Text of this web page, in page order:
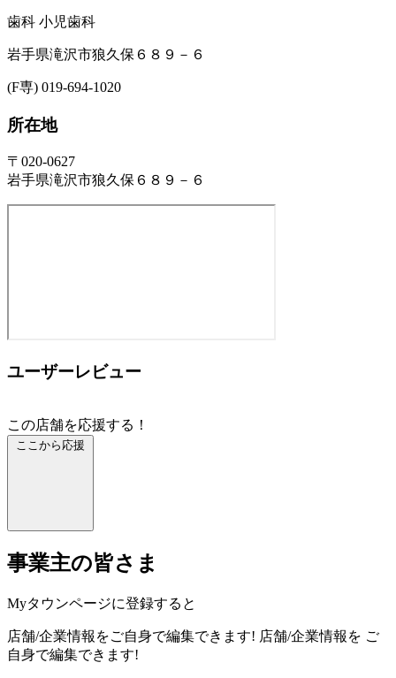
歯科 小児歯科
岩手県滝沢市狼久保６８９－６
(F専) 019-694-1020
所在地
〒020-0627
岩手県滝沢市狼久保６８９－６
ユーザーレビュー
この店舗を応援する！
ここから応援
事業主の皆さま
Myタウンページに登録すると
店舗/企業情報をご自身で編集できます! 店舗/企業情報を ご
自身で編集できます!